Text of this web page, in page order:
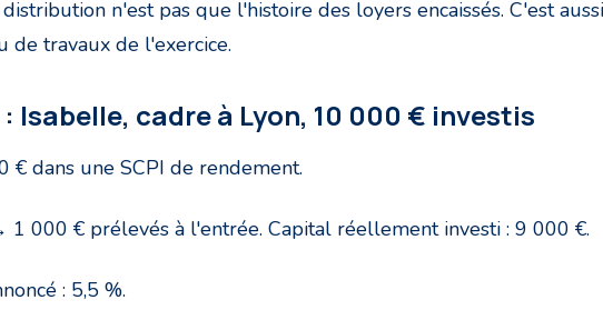
n'est pas que l'histoire des loyers encaissés. C'est
de travaux de l'exercice.
Isabelle, cadre à Lyon, 10 000 € investis
€ dans une SCPI de rendement.
1 000 € prélevés à l'entrée. Capital réellement investi : 9 000 €.
: 5,5 %.